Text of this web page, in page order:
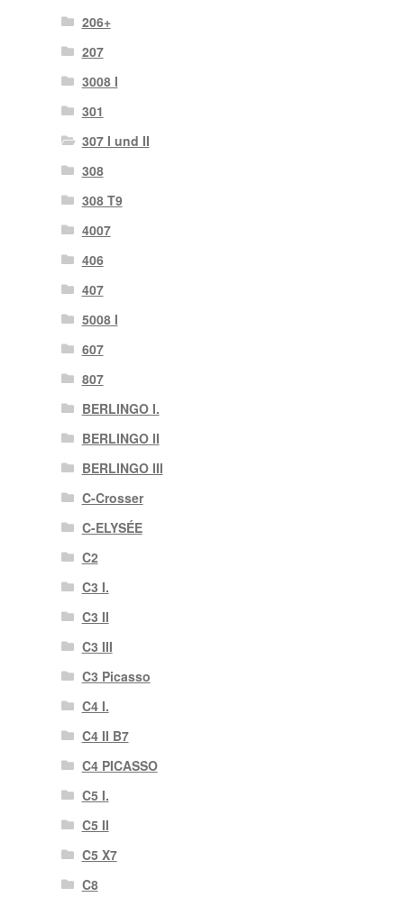
206+
207
3008 I
301
307 I und II
308
308 T9
4007
406
407
5008 I
607
807
BERLINGO I.
BERLINGO II
BERLINGO III
C-Crosser
C-ELYSÉE
C2
C3 I.
C3 II
C3 III
C3 Picasso
C4 I.
C4 II B7
C4 PICASSO
C5 I.
C5 II
C5 X7
C8